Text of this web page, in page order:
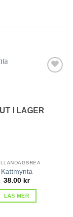
I LAGER
Kattmynta
38.00 kr
LÄS MER